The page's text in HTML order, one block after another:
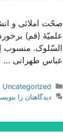
صحّت املائی و
علمیّۀ (قم)
السّلوک. منسوب
عباس طهرانى …
دسته‌ها
Uncategorized
دیدگاهتان را